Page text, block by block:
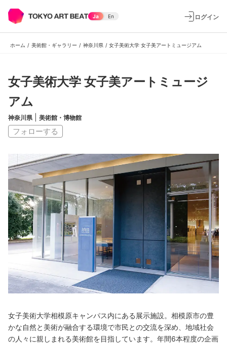
Ja En ログイン
ホーム / 美術館・ギャラリー / 神奈川県 / 女子美術大学 女子美アートミュージアム
女子美術大学 女子美アートミュージ
アム
神奈川県 美術館・博物館
フォローする
女子美術大学相模原キャンパス内にある展示施設。相模原市の豊
かな自然と美術が融合する環境で市民との交流を深め、地域社会
の人々に親しまれる美術館を目指しています。年間6本程度の企画